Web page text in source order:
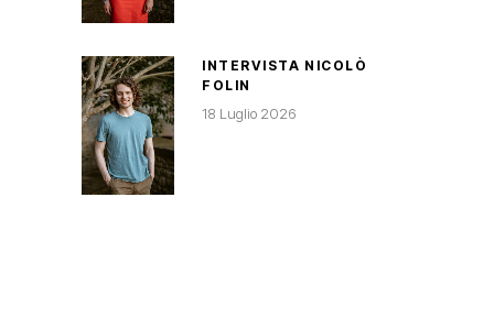
INTERVISTA NICOLÒ
FOLIN
18 Luglio 2026